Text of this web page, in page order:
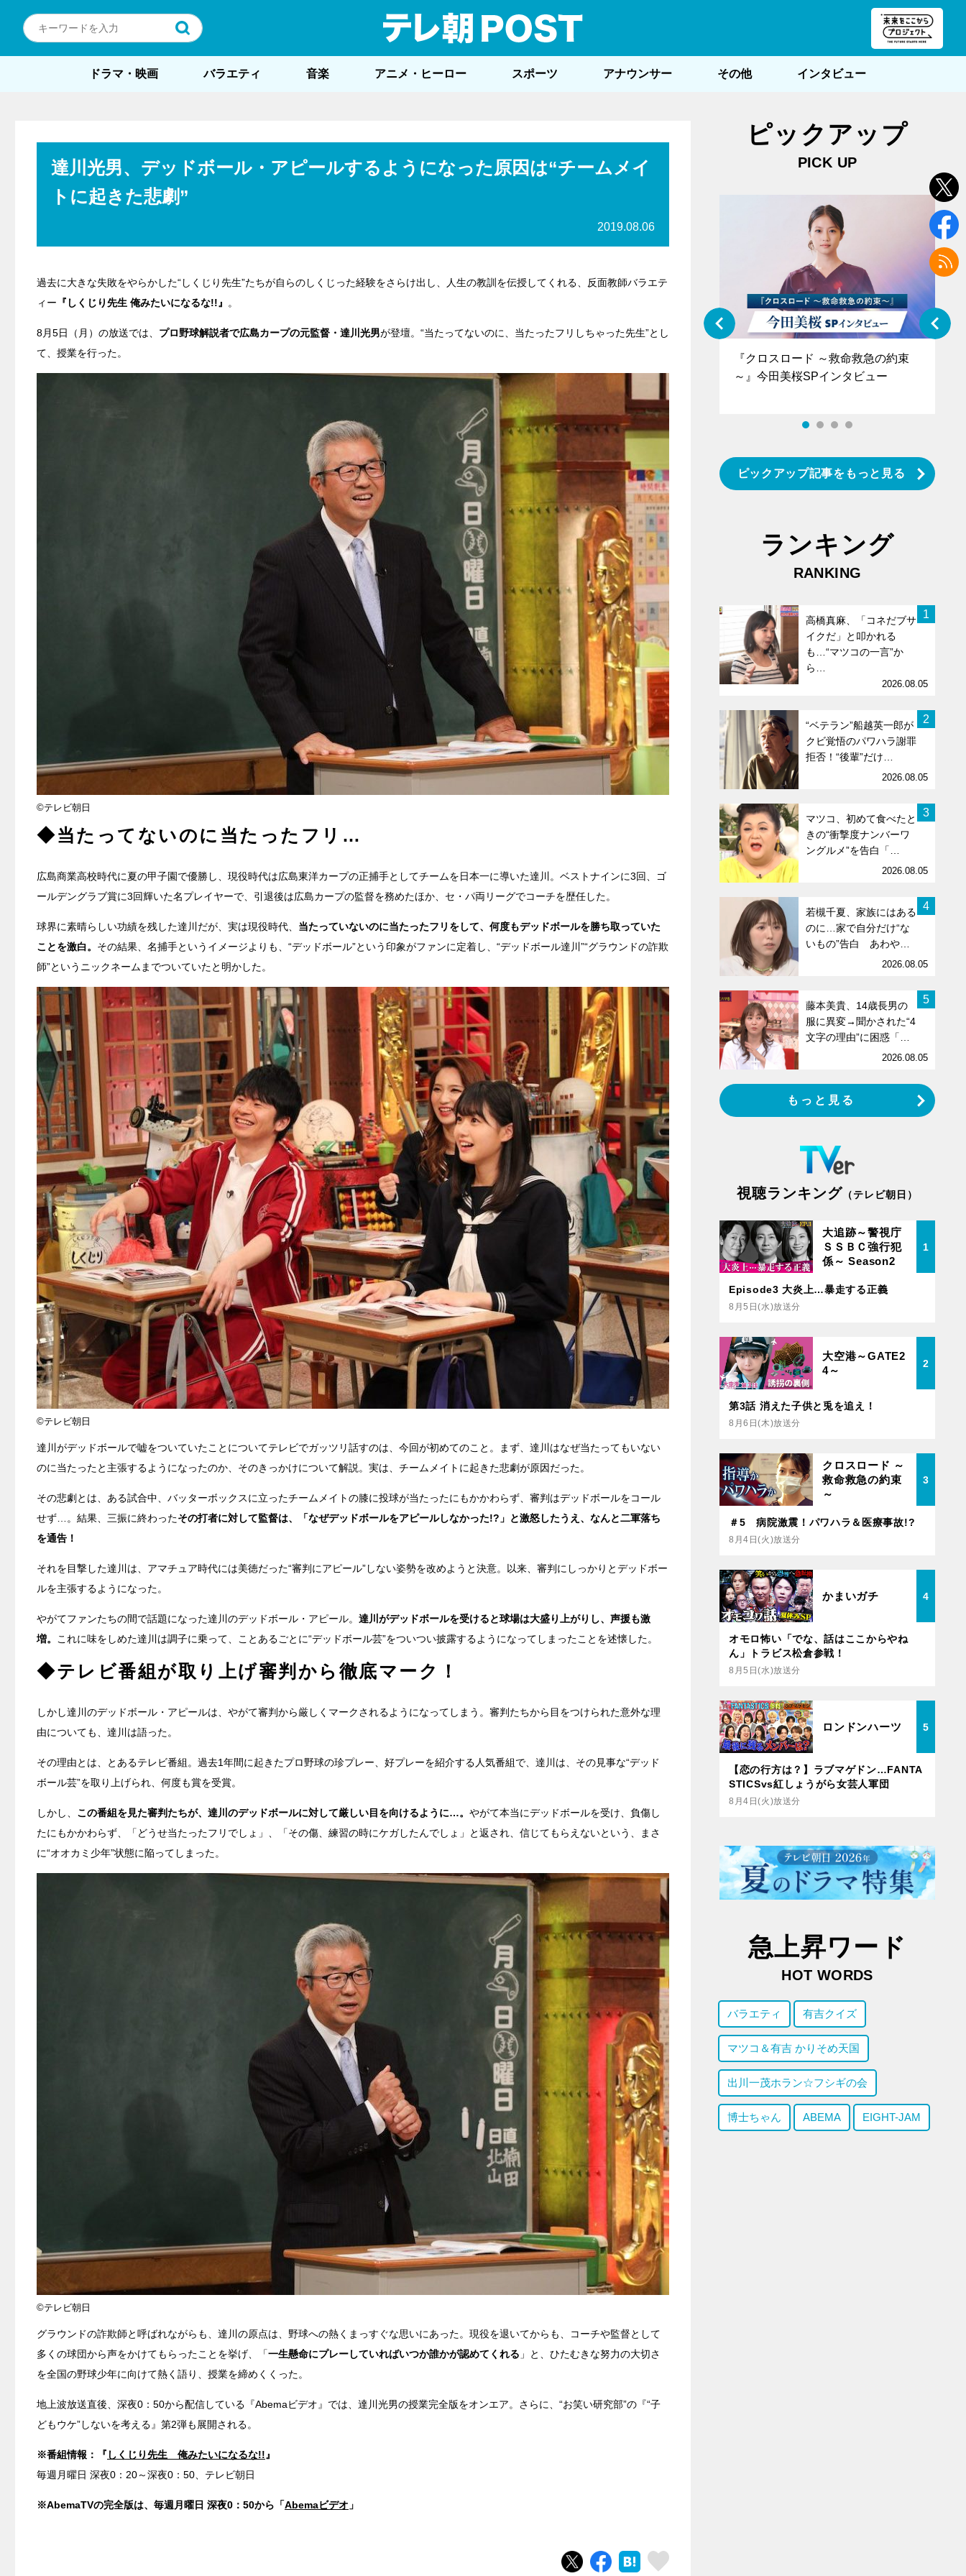
ドラマ・映画 バラエティ 音楽 アニメ・ヒーロー スポーツ アナウンサー その他 インタビュー
達川光男、デッドボール・アピールするようになった原因は“チームメイ
トに起きた悲劇”
2019.08.06
過去に大きな失敗をやらかした“しくじり先生”たちが自らのしくじった経験をさらけ出し、人生の教訓を伝授してくれる、反面教師バラエテ
ィー 『しくじり先生 俺みたいになるな!!』 。
8月5日（月）の放送では、 プロ野球解説者で広島カープの元監督・達川光男が登壇。“当たってないのに、当たったフリしちゃった先生”とし
て、授業を行った。
©テレビ朝日
◆当たってないのに当たったフリ…
広島商業高校時代に夏の甲子園で優勝し、現役時代は広島東洋カープの正捕手としてチームを日本一に導いた達川。ベストナインに3回、ゴ
ールデングラブ賞に3回輝いた名プレイヤーで、引退後は広島カープの監督を務めたほか、セ・パ両リーグでコーチを歴任した。
球界に素晴らしい功績を残した達川だが、実は現役時代、 当たっていないのに当たったフリをして、何度もデッドボールを勝ち取っていた
ことを激白。 その結果、名捕手というイメージよりも、“デッドボール”という印象がファンに定着し、“デッドボール達川”“グラウンドの詐欺
師”というニックネームまでついていたと明かした。
©テレビ朝日
達川がデッドボールで嘘をついていたことについてテレビでガッツリ話すのは、今回が初めてのこと。まず、達川はなぜ当たってもいない
のに当たったと主張するようになったのか、そのきっかけについて解説。実は、チームメイトに起きた悲劇が原因だった。
その悲劇とは、ある試合中、バッターボックスに立ったチームメイトの膝に投球が当たったにもかかわらず、審判はデッドボールをコール
せず…。結果、三振に終わったその打者に対して監督は、「なぜデッドボールをアピールしなかった!?」と激怒したうえ、なんと二軍落ち
を通告！
それを目撃した達川は、アマチュア時代には美徳だった“審判にアピール”しない姿勢を改めようと決意。以来、審判にしっかりとデッドボー
ルを主張するようになった。
やがてファンたちの間で話題になった達川のデッドボール・アピール。 達川がデッドボールを受けると球場は大盛り上がりし、声援も激
増。
これに味をしめた達川は調子に乗って、ことあるごとに“デッドボール芸”をついつい披露するようになってしまったことを述懐した。
◆テレビ番組が取り上げ審判から徹底マーク！
しかし達川のデッドボール・アピールは、やがて審判から厳しくマークされるようになってしまう。審判たちから目をつけられた意外な理
由についても、達川は語った。
その理由とは、とあるテレビ番組。過去1年間に起きたプロ野球の珍プレー、好プレーを紹介する人気番組で、達川は、その見事な“デッド
ボール芸”を取り上げられ、何度も賞を受賞。
しかし、 この番組を見た審判たちが、達川のデッドボールに対して厳しい目を向けるように…。 やがて本当にデッドボールを受け、負傷し
たにもかかわらず、「どうせ当たったフリでしょ」、「その傷、練習の時にケガしたんでしょ」と返され、信じてもらえないという、まさ
に“オオカミ少年”状態に陥ってしまった。
©テレビ朝日
グラウンドの詐欺師と呼ばれながらも、達川の原点は、野球への熱くまっすぐな思いにあった。現役を退いてからも、コーチや監督として
多くの球団から声をかけてもらったことを挙げ、「一生懸命にプレーしていればいつか誰かが認めてくれる 」と、ひたむきな努力の大切さ
を全国の野球少年に向けて熱く語り、授業を締めくくった。
地上波放送直後、深夜0：50から配信している『Abemaビデオ』では、達川光男の授業完全版をオンエア。さらに、“お笑い研究部”の『“子
どもウケ”しないを考える』第2弾も展開される。
※番組情報：『 しくじり先生 俺みたいになるな!!』
毎週月曜日 深夜0：20～深夜0：50、テレビ朝日
※AbemaTVの完全版は、毎週月曜日 深夜0：50から「Abemaビデオ 」
ツイートシェア はてブ
ピックアップ
PICK UP
E齋藤樹愛羅＆佐々木舞香SPインタ
ビュー
『クロスロード ～救命救急の約束
～』今田美桜SPインタビュー
ピックアップ記事をもっと見る
ランキング
RANKING
1
高橋真麻、「コネだブサ
イクだ」と叩かれる
も…“マツコの一言”か
ら…
2026.08.05
2
“ベテラン”船越英一郎が
クビ覚悟のパワハラ謝罪
拒否！“後輩”だけ…
2026.08.05
3
マツコ、初めて食べたと
きの“衝撃度ナンバーワ
ングルメ”を告白「…
2026.08.05
4
若槻千夏、家族にはある
のに…家で自分だけ“な
いもの”告白 あわや…
2026.08.05
5
藤本美貴、14歳長男の
服に異変→聞かされた“4
文字の理由”に困惑「…
2026.08.05
もっと見る
視聴ランキング （テレビ朝日）
大追跡～警視庁
ＳＳＢＣ強行犯
係～ Season2
1
Episode3 大炎上…暴走する正義
8月5日(水)放送分
大空港～GATE2
4～
2
第3話 消えた子供と兎を追え！
8月6日(木)放送分
クロスロード ～
救命救急の約束
～
3
＃5 病院激震！パワハラ＆医療事故!?
8月4日(火)放送分
かまいガチ 4
オモロ怖い「でな、話はここからやね
ん」トラビス松倉参戦！
8月5日(水)放送分
ロンドンハーツ 5
【恋の行方は？】ラブマゲドン…FANTA
STICSvs紅しょうがら女芸人軍団
8月4日(火)放送分
急上昇ワード
HOT WORDS
バラエティ 有吉クイズ
マツコ＆有吉 かりそめ天国
出川一茂ホラン☆フシギの会
博士ちゃん ABEMA EIGHT-JAM